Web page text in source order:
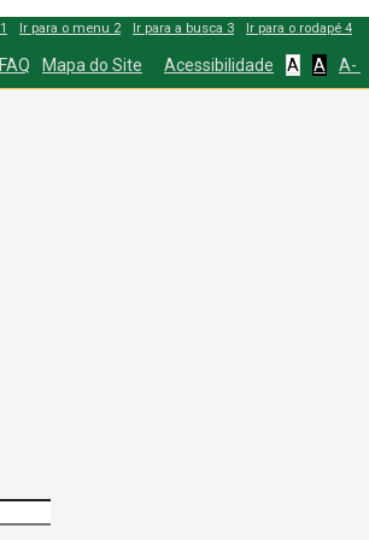
1 Ir para o menu 2 Ir para a busca 3 Ir para o rodapé 4
FAQ Mapa do Site Acessibilidade A A A-